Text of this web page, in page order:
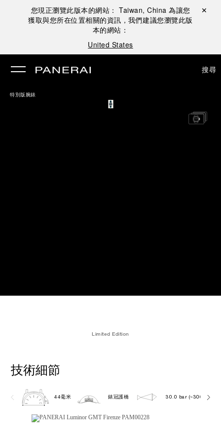
您現正瀏覽此版本的網站： Taiwan, China 為讓您
獲取與您所在位置相關的資訊，我們建議您瀏覽此版
本的網站：
United States
關閉 ✕
搜尋
特別版腕錶
Limited Edition
技術細節
44毫米 錶冠護橋 30.0 bar (~300.0